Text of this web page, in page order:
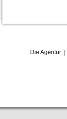
Die Agentur|